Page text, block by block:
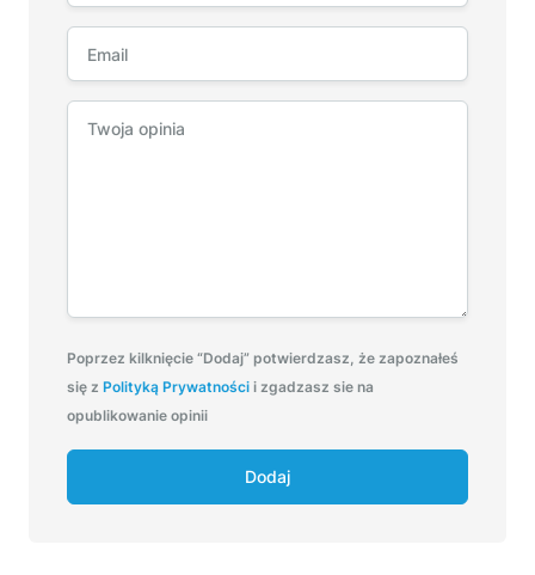
Poprzez kilknięcie “Dodaj” potwierdzasz, że zapoznałeś
się z Polityką Prywatności i zgadzasz sie na
opublikowanie opinii
Dodaj